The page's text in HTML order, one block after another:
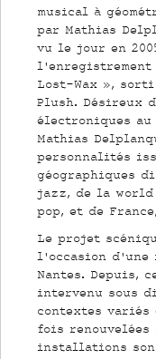
musical à
par Mathias
vu le jour en
l’enregistrement
Lost-Wax »,
Plush. Désireux
électroniques au
Mathias
personnalités
géographiques
jazz, de la
pop, et de
Le projet
l’occasion d’une
Nantes. Depuis,
intervenu sous
contextes variés
fois renouvelées
installations